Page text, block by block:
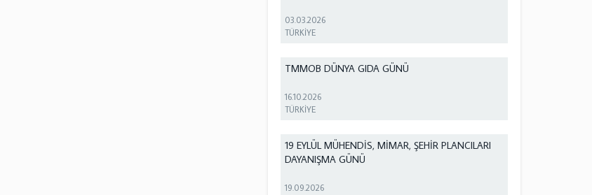
03.03.2026
TÜRKİYE
TMMOB DÜNYA GIDA GÜNÜ
16.10.2026
TÜRKİYE
19 EYLÜL MÜHENDİS, MİMAR, ŞEHİR PLANCILARI
DAYANIŞMA GÜNÜ
19.09.2026